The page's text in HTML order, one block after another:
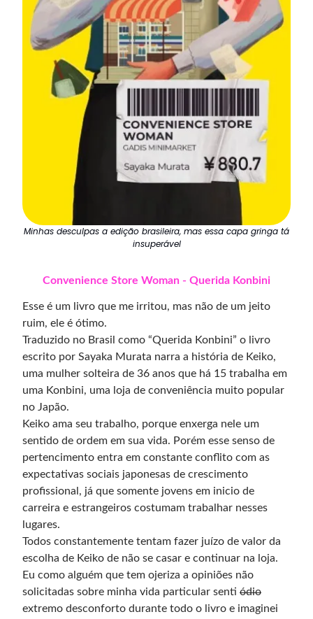
Minhas desculpas a edição brasileira, mas essa capa gringa tá
insuperável
Convenience Store Woman - Querida Konbini
Esse é um livro que me irritou, mas não de um jeito
ruim, ele é ótimo.
Traduzido no Brasil como “Querida Konbini” o livro
escrito por Sayaka Murata narra a história de Keiko,
uma mulher solteira de 36 anos que há 15 trabalha em
uma Konbini, uma loja de conveniência muito popular
no Japão.
Keiko ama seu trabalho, porque enxerga nele um
sentido de ordem em sua vida. Porém esse senso de
pertencimento entra em constante conflito com as
expectativas sociais japonesas de crescimento
profissional, já que somente jovens em inicio de
carreira e estrangeiros costumam trabalhar nesses
lugares.
Todos constantemente tentam fazer juízo de valor da
escolha de Keiko de não se casar e continuar na loja.
Eu como alguém que tem ojeriza a opiniões não
solicitadas sobre minha vida particular senti ódio
extremo desconforto durante todo o livro e imaginei